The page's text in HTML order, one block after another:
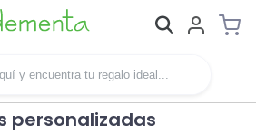
personalizadas